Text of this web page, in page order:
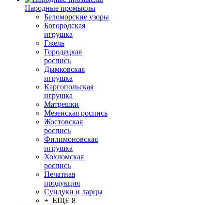
Народные промыслы
Беломорские узоры
Богородская
игрушка
Гжель
Городецкая
роспись
Дымковская
игрушка
Каргопольская
игрушка
Матрешки
Мезенская роспись
Жостовская
роспись
Филимоновская
игрушка
Хохломская
роспись
Печатная
продукция
Сундуки и ларцы
+ ЕЩЕ 8